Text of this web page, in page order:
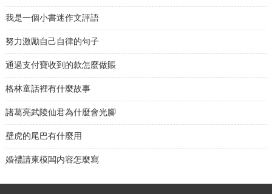
我是一個小書迷作文評語
努力激勵自己自律的句子
通過支付寶收到的款怎麼做賬
格林童話裡有什麼故事
諸葛亮武陵仙君為什麼會光腳
壁虎的尾巴有什麼用
婚禮請柬模闆内容怎麼寫